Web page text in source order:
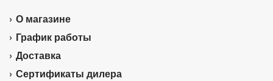
О магазине
График работы
Доставка
Сертификаты дилера